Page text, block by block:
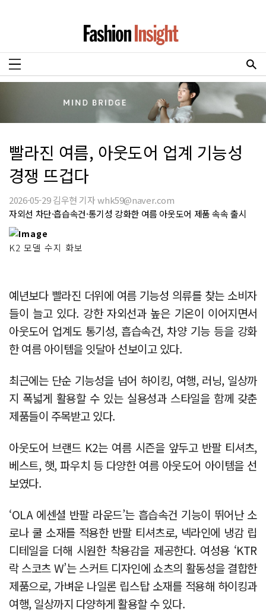
빨라진 여름, 아웃도어 업계 기능성
경쟁 뜨겁다
2026-05-29 김우현 기자 whk59@naver.com
자외선 차단·흡습속건·통기성 강화한 여름 아웃도어 제품 속속 출시
K2 모델 수지 화보
예년보다 빨라진 더위에 여름 기능성 의류를 찾는 소비자
들이 늘고 있다. 강한 자외선과 높은 기온이 이어지면서
아웃도어 업계도 통기성, 흡습속건, 차양 기능 등을 강화
한 여름 아이템을 잇달아 선보이고 있다.
최근에는 단순 기능성을 넘어 하이킹, 여행, 러닝, 일상까
지 폭넓게 활용할 수 있는 실용성과 스타일을 함께 갖춘
제품들이 주목받고 있다.
아웃도어 브랜드 K2는 여름 시즌을 앞두고 반팔 티셔츠,
베스트, 햇, 파우치 등 다양한 여름 아웃도어 아이템을 선
보였다.
‘OLA 에센셜 반팔 라운드’는 흡습속건 기능이 뛰어난 소
로나 쿨 소재를 적용한 반팔 티셔츠로, 넥라인에 냉감 립
디테일을 더해 시원한 착용감을 제공한다. 여성용 ‘KTR
락 스코츠 W’는 스커트 디자인에 쇼츠의 활동성을 결합한
제품으로, 가벼운 나일론 립스탑 소재를 적용해 하이킹과
여행, 일상까지 다양하게 활용할 수 있다.